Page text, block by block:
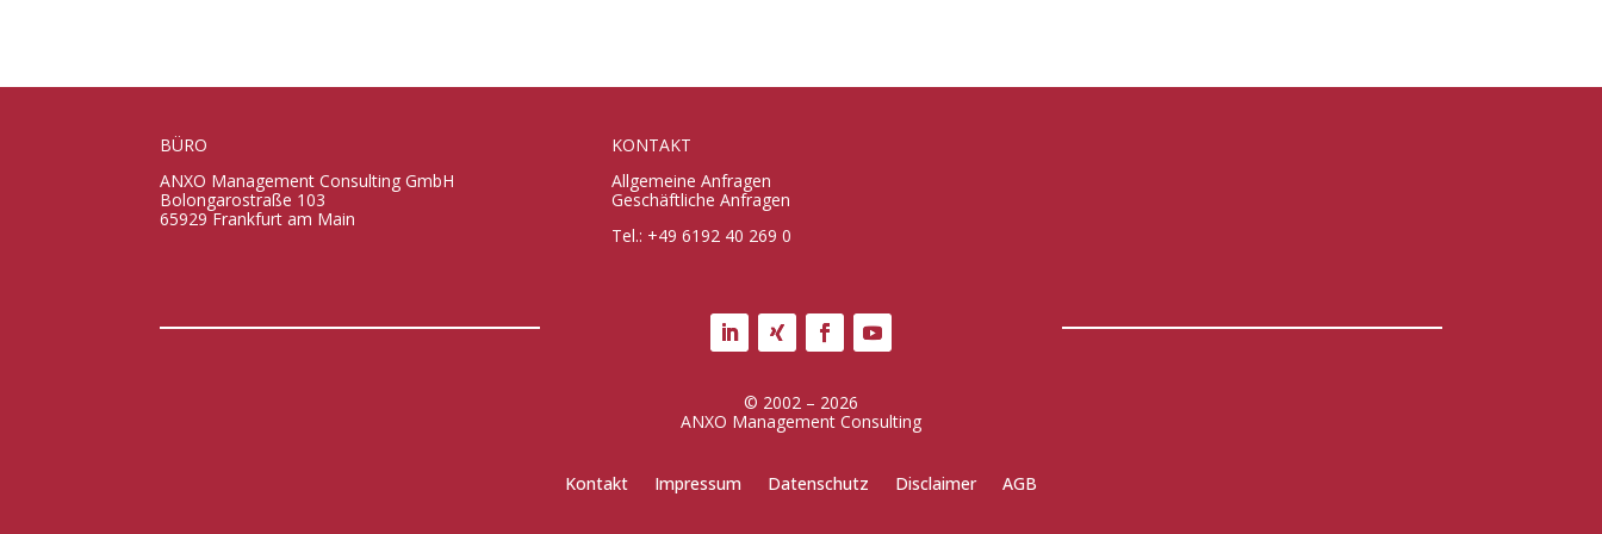
BÜRO
ANXO Management Consulting GmbH
Bolongarostraße 103
65929 Frankfurt am Main
KONTAKT
Allgemeine Anfragen
Geschäftliche Anfragen
Tel.: +49 6192 40 269 0
© 2002 – 2026
ANXO Management Consulting
Kontakt Impressum Datenschutz Disclaimer AGB